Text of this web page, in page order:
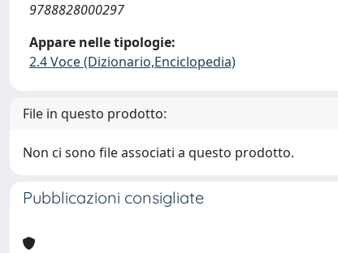
9788828000297
Appare nelle tipologie:
2.4 Voce (Dizionario,Enciclopedia)
File in questo prodotto:
Non ci sono file associati a questo prodotto.
Pubblicazioni consigliate